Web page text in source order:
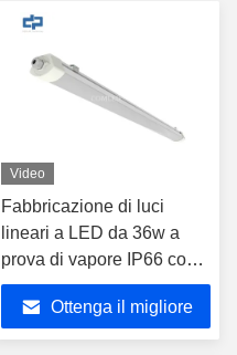
Video
Fabbricazione di luci
lineari a LED da 36w a
prova di vapore IP66 con
sensore a microonde
6000KOttenga il migliore